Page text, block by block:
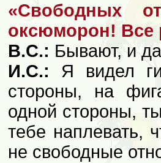
«Свободных
оксюморон! Все
В.С.: Бывают, и
И.С.: Я видел
стороны, на
одной стороны,
тебе наплевать,
не свободные